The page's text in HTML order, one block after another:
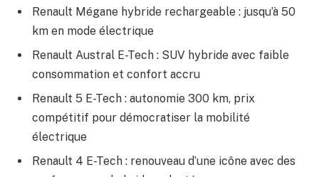
Renault Mégane hybride rechargeable : jusqu’à 50
km en mode électrique
Renault Austral E-Tech : SUV hybride avec faible
consommation et confort accru
Renault 5 E-Tech : autonomie 300 km, prix
compétitif pour démocratiser la mobilité
électrique
Renault 4 E-Tech : renouveau d’une icône avec des